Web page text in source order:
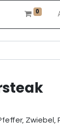
0
Zwiebel,